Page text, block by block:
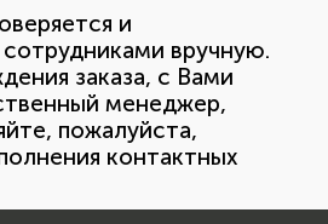
и
вручную.
заказа, с Вами
менеджер,
пожалуйста,
контактных